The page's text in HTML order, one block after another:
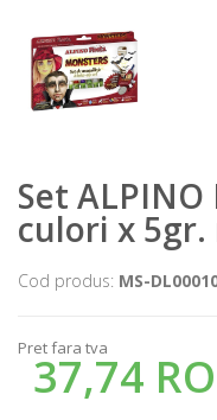
Set
culori x 5gr.
Cod produs: MS-
Pret fara tva
37,74